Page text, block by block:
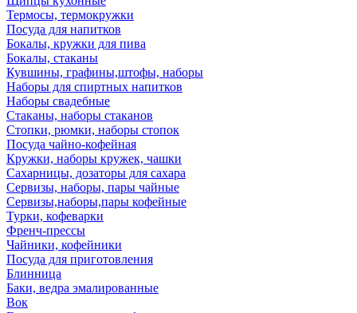
Термосы, термокружки
Посуда для напитков
Бокалы, кружки для пива
Бокалы, стаканы
Кувшины, графины,штофы, наборы
Наборы для спиртных напитков
Наборы свадебные
Стаканы, наборы стаканов
Стопки, рюмки, наборы стопок
Посуда чайно-кофейная
Кружки, наборы кружек, чашки
Сахарницы, дозаторы для сахара
Сервизы, наборы, пары чайные
Сервизы,наборы,пары кофейные
Турки, кофеварки
Френч-прессы
Чайники, кофейники
Посуда для приготовления
Блинница
Баки, ведра эмалированные
Вок